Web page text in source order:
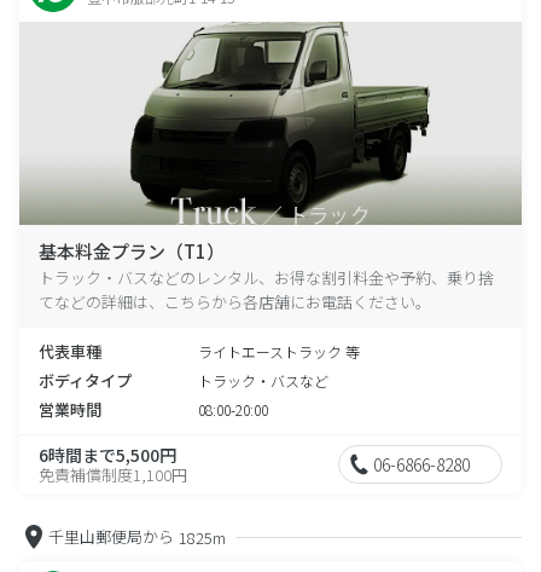
基本料金プラン（T1）
トラック・バスなどのレンタル、お得な割引料金や予約、乗り捨
てなどの詳細は、こちらから各店舗にお電話ください。
代表車種 ライトエーストラック 等
ボディタイプ トラック・バスなど
営業時間 08:00-20:00
6時間まで5,500円
免責補償制度1,100円 06-6866-8280
千里山郵便局から 1825m